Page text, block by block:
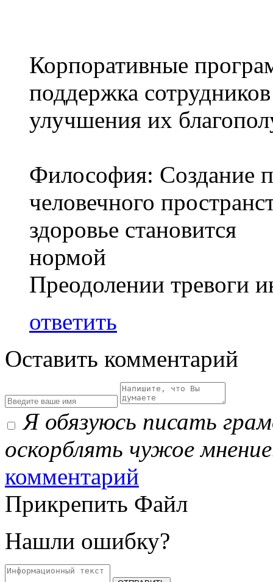
Корпоративные
поддержка
улучшения их
Философия: Создание
человечного
здоровье становится
нормой
Преодолении тревоги
ответить
Оставить комментарий
Я обязуюсь писать
оскорблять чужое
комментарий
Прикрепить Файл
Нашли ошибку?